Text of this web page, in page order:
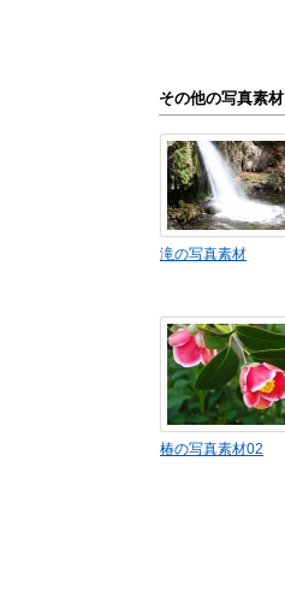
その他の写真素材
滝の写真素材
椿の写真素材02